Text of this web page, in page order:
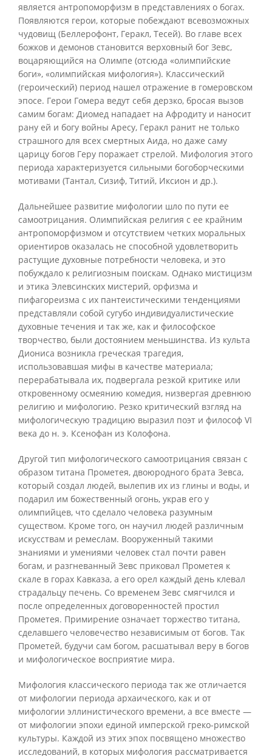
является антропоморфизм в представлениях о богах.
Появляются герои, которые побеждают всевозможных
чудовищ (Беллерофонт, Геракл, Тесей). Во главе всех
божков и демонов становится верховный бог Зевс,
воцаряющийся на Олимпе (отсюда «олимпийские
боги», «олимпийская мифология»). Классический
(героический) период нашел отражение в гомеровском
эпосе. Герои Гомера ведут себя дерзко, бросая вызов
самим богам: Диомед нападает на Афродиту и наносит
рану ей и богу войны Аресу, Геракл ранит не только
страшного для всех смертных Аида, но даже саму
царицу богов Геру поражает стрелой. Мифология этого
периода характеризуется сильными богоборческими
мотивами (Тантал, Сизиф, Титий, Иксион и др.).
Дальнейшее развитие мифологии шло по пути ее
самоотрицания. Олимпийская религия с ее крайним
антропоморфизмом и отсутствием четких моральных
ориентиров оказалась не способной удовлетворить
растущие духовные потребности человека, и это
побуждало к религиозным поискам. Однако мистицизм
и этика Элевсинских мистерий, орфизма и
пифагореизма с их пантеистическими тенденциями
представляли собой сугубо индивидуалистические
духовные течения и так же, как и философское
творчество, были достоянием меньшинства. Из культа
Диониса возникла греческая трагедия,
использовавшая мифы в качестве материала;
перерабатывала их, подвергала резкой критике или
откровенному осмеянию комедия, низвергая древнюю
религию и мифологию. Резко критический взгляд на
мифологическую традицию выразил поэт и философ VI
века до н. э. Ксенофан из Колофона.
Другой тип мифологического самоотрицания связан с
образом титана Прометея, двоюродного брата Зевса,
который создал людей, вылепив их из глины и воды, и
подарил им божественный огонь, украв его у
олимпийцев, что сделало человека разумным
существом. Кроме того, он научил людей различным
искусствам и ремеслам. Вооруженный такими
знаниями и умениями человек стал почти равен
богам, и разгневанный Зевс приковал Прометея к
скале в горах Кавказа, а его орел каждый день клевал
страдальцу печень. Со временем Зевс смягчился и
после определенных договоренностей простил
Прометея. Примирение означает торжество титана,
сделавшего человечество независимым от богов. Так
Прометей, будучи сам богом, расшатывал веру в богов
и мифологическое восприятие мира.
Мифология классического периода так же отличается
от мифологии периода архаического, как и от
мифологии эллинистического времени, а все вместе —
от мифологии эпохи единой имперской греко-римской
культуры. Каждой из этих эпох посвящено множество
исследований, в которых мифология рассматривается